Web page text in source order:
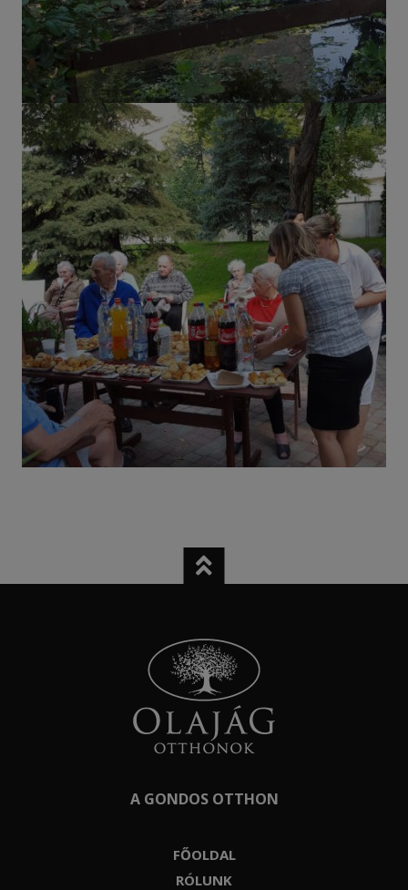
A GONDOS OTTHON
FŐOLDAL
RÓLUNK